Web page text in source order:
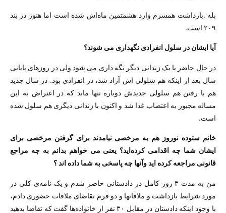
بله .بازداشت همسرم وارد هشمتمین ماه‌اش شده است اما هنوز در بند
۲۰۹ است.
آیا ایشان در سلول انفرادی نگهداری می شوند؟
در حال حاضر با یک زندانی دیگر نگه داری می شود ولی در روزهای پایانی
سال بعد از اینکه هم سلولی اش آزاد شد، در انفرادی بود. در سال جدید
هم با رفتن هم سلولی جدیدش دوباره تنها ماند که در اعتراض به این
مساله مجبور به اعتصاب غدا شد و اکنون با زندانی دیگری هم سلول شده
است.
خانم ستوده نوروز هم به مرخصی نیامدند برای گرفتن مرخصی برای
ایشان شما چه اقدامی کرده‌اید؟ یعنی می خواهم بدانم به چه مراجع
قانونی مراجعه کرده اید وآنها چه پاسخی به شما داده اند ؟
من به مدت ۳ روز کامل در دادستانی حاضر شدم و یک نامه‌ی کلی در
مورد شرایط بازداشت و ملاقاتها و دو فرم تقاضای ملاقات حضوری دادم،
با وجود اینکه دادستان در مقابل ۳۰ نفر از خانواده‌ها گفت که تقاضا بدهید